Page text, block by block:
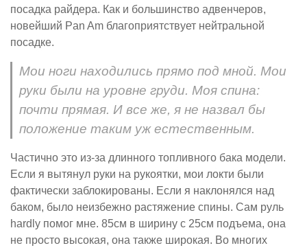
посадка райдера. Как и большинство адвенчеров,
новейший Pan Am благоприятствует нейтральной
посадке.
Мои ноги находились прямо под мной. Мои
руки были на уровне груди. Моя спина:
почти прямая. И все же, я не назвал бы
положение таким уж естественным.
Частично это из-за длинного топливного бака модели.
Если я вытянул руки на рукоятки, мои локти были
фактически заблокированы. Если я наклонялся над
баком, было неизбежно растяжение спины. Сам руль
hardly помог мне. 85см в ширину с 25см подъема, она
не просто высокая, она также широкая. Во многих